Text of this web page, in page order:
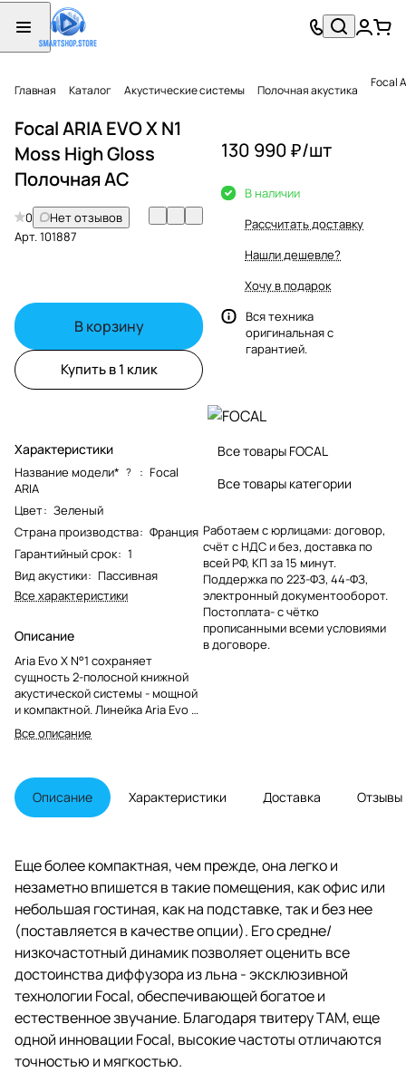
Главная Каталог Акустические системы Полочная акустика Focal
Focal ARIA EVO X N1
Moss High Gloss
Полочная АС
0
Нет отзывов
Арт.101887
В корзину
Купить в 1 клик
Характеристики
Название модели* ? : Focal
ARIA
Цвет: Зеленый
Страна производства: Франция
Гарантийный срок: 1
Вид акустики: Пассивная
Все характеристики
Описание
Aria Evo X N°1 сохраняет
сущность 2-полосной книжной
акустической системы - мощной
и компактной. Линейка Aria Evo X
предлагает изысканное
качество звука, простой дизайн
материалы.
Все описание
130 990 ₽/шт
В наличии
Рассчитать доставку
Нашли дешевле?
Хочу в подарок
Вся техника
оригинальная с
гарантией.
Все товары FOCAL
Все товары категории
Работаем с юрлицами: договор,
счёт с НДС и без, доставка по
всей РФ, КП за 15 минут.
Поддержка по 223-ФЗ, 44-ФЗ,
электронный документооборот.
Постоплата- с чётко
прописанными всеми условиями
в договоре.
Описание Характеристики Доставка Отзывы
Еще более компактная, чем прежде, она легко и
незаметно впишется в такие помещения, как офис или
небольшая гостиная, как на подставке, так и без нее
(поставляется в качестве опции). Его средне/
низкочастотный динамик позволяет оценить все
достоинства диффузора из льна - эксклюзивной
технологии Focal, обеспечивающей богатое и
естественное звучание. Благодаря твитеру TAM, еще
одной инновации Focal, высокие частоты отличаются
точностью и мягкостью.